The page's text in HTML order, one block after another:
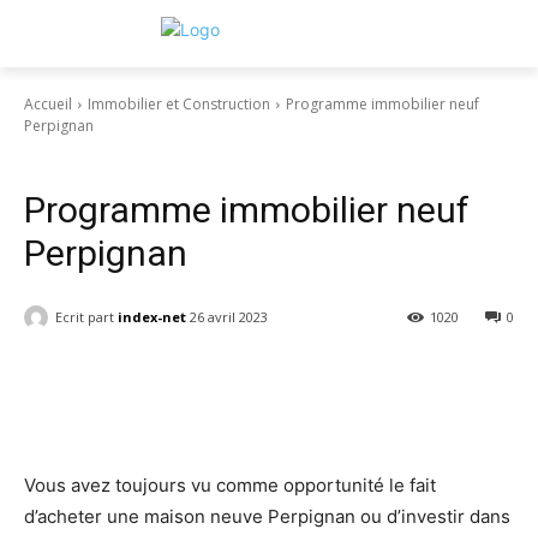
Accueil Immobilier et Construction
Programme immobilier neuf
Perpignan
Programme immobilier neuf
Perpignan
Ecrit part index-net 26 avril 2023 0
1020
Vous avez toujours vu comme opportunité le fait
d’acheter une maison neuve Perpignan ou d’investir dans